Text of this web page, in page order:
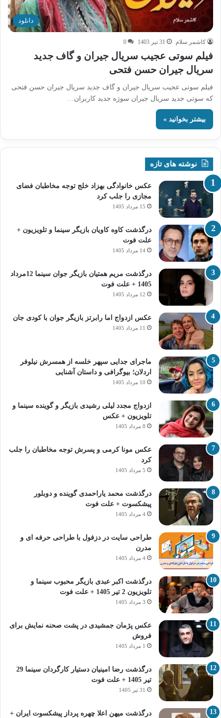
دانلود
کاشمر سلام 31 تیر 1403 0
فیلم سوتی عجیب سریال جیران و گاف جدید
سریال جیران حسن فتحی
فیلم سوتی عجیب سریال جیران و گاف جدید سریال جیران حسن فتحی
که سوتی جدید سریال جیران سوژه جدید کاربران…
بیشتر بخوانید »
نوشته های تازه
عکس خانوادگی بهزاد خلج توجه مخاطبان فضای
مجازی را جلب کرد
15 مرداد 1405
درگذشت کاوه کاویان بازیگر سینما و تلویزیون +
علت فوت
14 مرداد 1405
درگذشت مریم همتیان بازیگر جوان سینما 12مرداد
1405 + علت فوت
12 مرداد 1405
عکس ازدواج اما رابرتز بازیگر جوان با کودی جان
11 مرداد 1405
ماجرای جدایی سپهر خلسه از همسرش نیلوفر
اردلان؛ بیوگرافی و داستان آشنایی
10 مرداد 1405
ازدواج مجدد لیلی رشیدی بازیگر و گوینده سینما و
تلویزیون + عکس
8 مرداد 1405
عکس مونا کرمی و پسرش توجه مخاطبان را جلب
کرد
5 مرداد 1405
درگذشت محمد یاراحمدی گوینده و دوبلور
پیشکسوت + علت فوت
4 مرداد 1405
طراحی سایت در دزفول با طراحی حرفه‌ ای و
مدرن
4 مرداد 1405
درگذشت اکبر عبدی بازیگر محبوب سینما و
تلویزیون 2 تیر 1405 + علت فوت
3 مرداد 1405
عکس پژمان جمشیدی در پشت صحنه نمایش برای
فروش
1 مرداد 1405
درگذشت رضا امینیان دستیار کارگردان سینما 29
تیر 1405 + علت فوت
31 تیر 1405
درگذشت میهن اعلا چهره پرداز پیشکسوت ایران +